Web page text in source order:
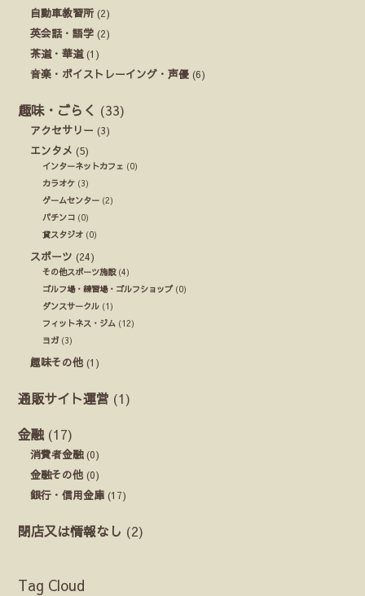
自動車教習所(2)
英会話・語学 (2)
茶道・華道(1)
音楽・ボイストレーイング・声優 (6)
趣味・ごらく (33)
アクセサリー (3)
エンタメ (5)
インターネットカフェ (0)
カラオケ (3)
ゲームセンター (2)
パチンコ (0)
貸スタジオ (0)
スポーツ (24)
その他スポーツ施設(4)
ゴルフ場・練習場・ゴルフショップ(0)
ダンスサークル (1)
フィットネス・ジム (12)
ヨガ (3)
趣味その他 (1)
通販サイト運営 (1)
金融 (17)
消費者金融(0)
金融その他 (0)
銀行・信用金庫 (17)
閉店又は情報なし (2)
Tag Cloud